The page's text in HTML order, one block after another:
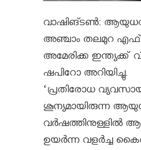
വാഷിങ്ടണ്‍:
അഞ്ചാം തലമുറ
അമേരിക്ക ഇന്ത്യക്ക്
ഷപിറോ അറിയിച്ചു.
‘പ്രതിരോധ
ശൂന്യമായിരുന്ന
വര്‍ഷത്തിനുള്ളില്‍
ഉയര്‍ന്ന വളര്‍ച്ച